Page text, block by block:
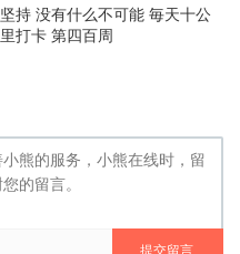
坚持 没有什么不可能 毎天十公
里打卡 第四百周
提交留言